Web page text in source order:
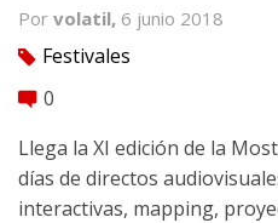
Por volatil, 6 junio 2018
tag Festivales
comment 0
Llega la XI edición de la
días de directos
interactivas, mapping,